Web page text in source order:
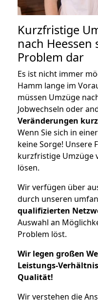
Kurzfristige
nach
Problem dar
Es ist nicht immer
Hamm lange im
müssen Umzüge
Jobwechseln oder
Veränderungen
Wenn Sie sich in
keine Sorge! Unsere
kurzfristige Umzüge
lösen.
Wir verfügen über
durch unseren
qualifizierten
Auswahl an
Problem löst.
Wir legen großen
Leistungs-
Qualität!
Wir verstehen die